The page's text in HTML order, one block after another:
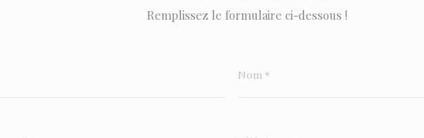
Remplissez le formulaire ci-dessous !